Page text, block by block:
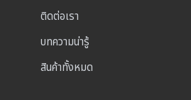
ติดต่อเรา
บทความน่ารู้
สินค้าทั้งหมด